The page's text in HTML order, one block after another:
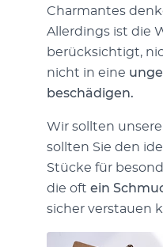
Charmantes
Allerdings ist die
berücksichtigt,
nicht in eine
beschädigen.
Wir sollten
sollten Sie den
Stücke für
die oft ein
sicher verstauen